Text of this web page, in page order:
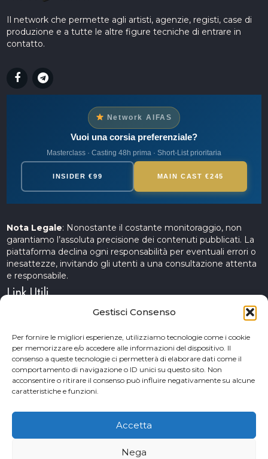
Gestisci Consenso
Per fornire le migliori esperienze, utilizziamo tecnologie come i cookie
per memorizzare e/o accedere alle informazioni del dispositivo. Il
consenso a queste tecnologie ci permetterà di elaborare dati come il
comportamento di navigazione o ID unici su questo sito. Non
acconsentire o ritirare il consenso può influire negativamente su alcune
caratteristiche e funzioni.
Accetta
Nega
Il network che permette agli artisti, agenzie, registi, case di
produzione e a tutte le altre figure tecniche di entrare in
contatto.
Network AIFAS
Vuoi una corsia preferenziale?
Masterclass · Casting 48h prima · Short-List prioritaria
INSIDER €99 MAIN CAST €245
Nota Legale: Nonostante il costante monitoraggio, non
garantiamo l’assoluta precisione dei contenuti pubblicati. La
piattaforma declina ogni responsabilità per eventuali errori o
inesattezze, invitando gli utenti a una consultazione attenta
e responsabile.
Link Utili
Servizi Cinematografici
CercAttori
Accademia Arte e Spettacolo